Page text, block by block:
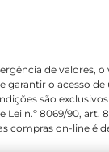
de valores,
garantir o acesso
são
Lei n.º 8069/90,
compras on-line é